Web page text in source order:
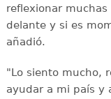
reflexionar
delante y si es
añadió.
"Lo siento mucho,
ayudar a mi país y